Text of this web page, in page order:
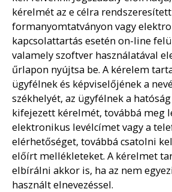
kérelmét az e célra rendszeresített
formanyomtatványon vagy
kapcsolattartás esetén on-line
valamely szoftver használatával
űrlapon nyújtsa be. A kérelem
ügyfélnek és képviselőjének a
székhelyét, az ügyfélnek a
kifejezett kérelmét, továbbá meg
elektronikus levélcímet vagy a
elérhetőséget, továbbá csatolni
előírt mellékleteket. A kérelmet
elbírálni akkor is, ha az nem
használt elnevezéssel.